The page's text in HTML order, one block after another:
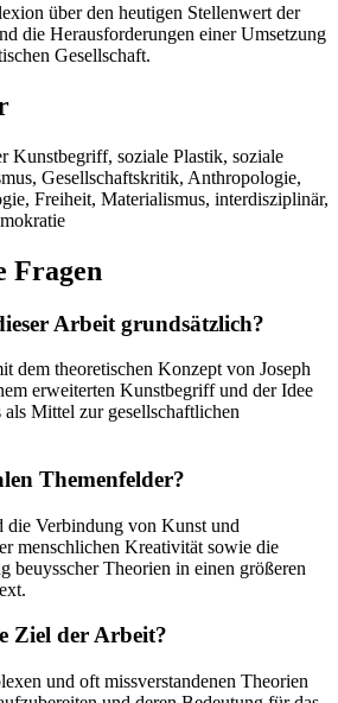
über den heutigen Stellenwert der
die Herausforderungen einer Umsetzung
Gesellschaft.
Kunstbegriff, soziale Plastik, soziale
Gesellschaftskritik, Anthropologie,
Freiheit, Materialismus, interdisziplinär,
Fragen
Arbeit grundsätzlich?
dem theoretischen Konzept von Joseph
erweiterten Kunstbegriff und der Idee
als Mittel zur gesellschaftlichen
Themenfelder?
die Verbindung von Kunst und
menschlichen Kreativität sowie die
beuysscher Theorien in einen größeren
Ziel der Arbeit?
und oft missverstandenen Theorien